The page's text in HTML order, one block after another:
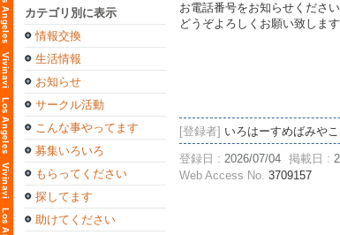
カテゴリ別に表示
情報交換
生活情報
お知らせ
サークル活動
こんな事やってます
募集いろいろ
もらってください
探してます
助けてください
お電話番号をお知らせくださ
どうぞよろしくお願い致します
[登録者] いろはーすめばみやこ
登録日 : 2026/07/04 掲載日 :
Web Access No. 3709157